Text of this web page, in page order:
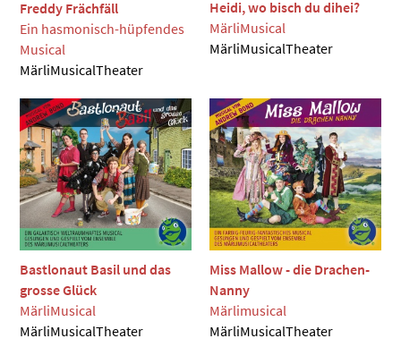
Freddy Frächfäll
Ein hasmonisch-hüpfendes
Musical
MärliMusicalTheater
Heidi, wo bisch du dihei?
MärliMusical
MärliMusicalTheater
Bastlonaut Basil und das
grosse Glück
MärliMusical
MärliMusicalTheater
Miss Mallow - die Drachen-
Nanny
Märlimusical
MärliMusicalTheater